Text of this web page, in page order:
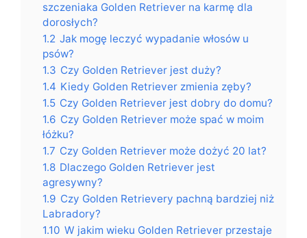
szczeniaka Golden Retriever na karmę dla
dorosłych?
1.2 Jak mogę leczyć wypadanie włosów u
psów?
1.3 Czy Golden Retriever jest duży?
1.4 Kiedy Golden Retriever zmienia zęby?
1.5 Czy Golden Retriever jest dobry do domu?
1.6 Czy Golden Retriever może spać w moim
łóżku?
1.7 Czy Golden Retriever może dożyć 20 lat?
1.8 Dlaczego Golden Retriever jest
agresywny?
1.9 Czy Golden Retrievery pachną bardziej niż
Labradory?
1.10 W jakim wieku Golden Retriever przestaje